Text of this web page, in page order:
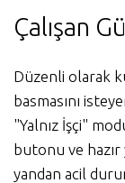
Çalışan
Düzenli olarak
basmasını
"Yalnız İşçi"
butonu ve hazır
yandan acil